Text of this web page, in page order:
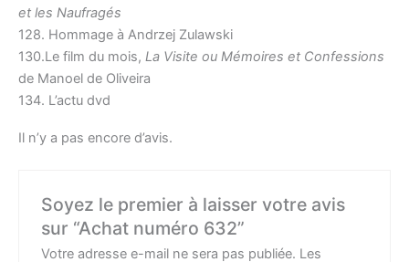
et les Naufragés
128. Hommage à Andrzej Zulawski
130.Le film du mois, La Visite ou Mémoires et Confessions
de Manoel de Oliveira
134. L’actu dvd
Il n’y a pas encore d’avis.
Soyez le premier à laisser votre avis
sur “Achat numéro 632”
Votre adresse e-mail ne sera pas publiée. Les